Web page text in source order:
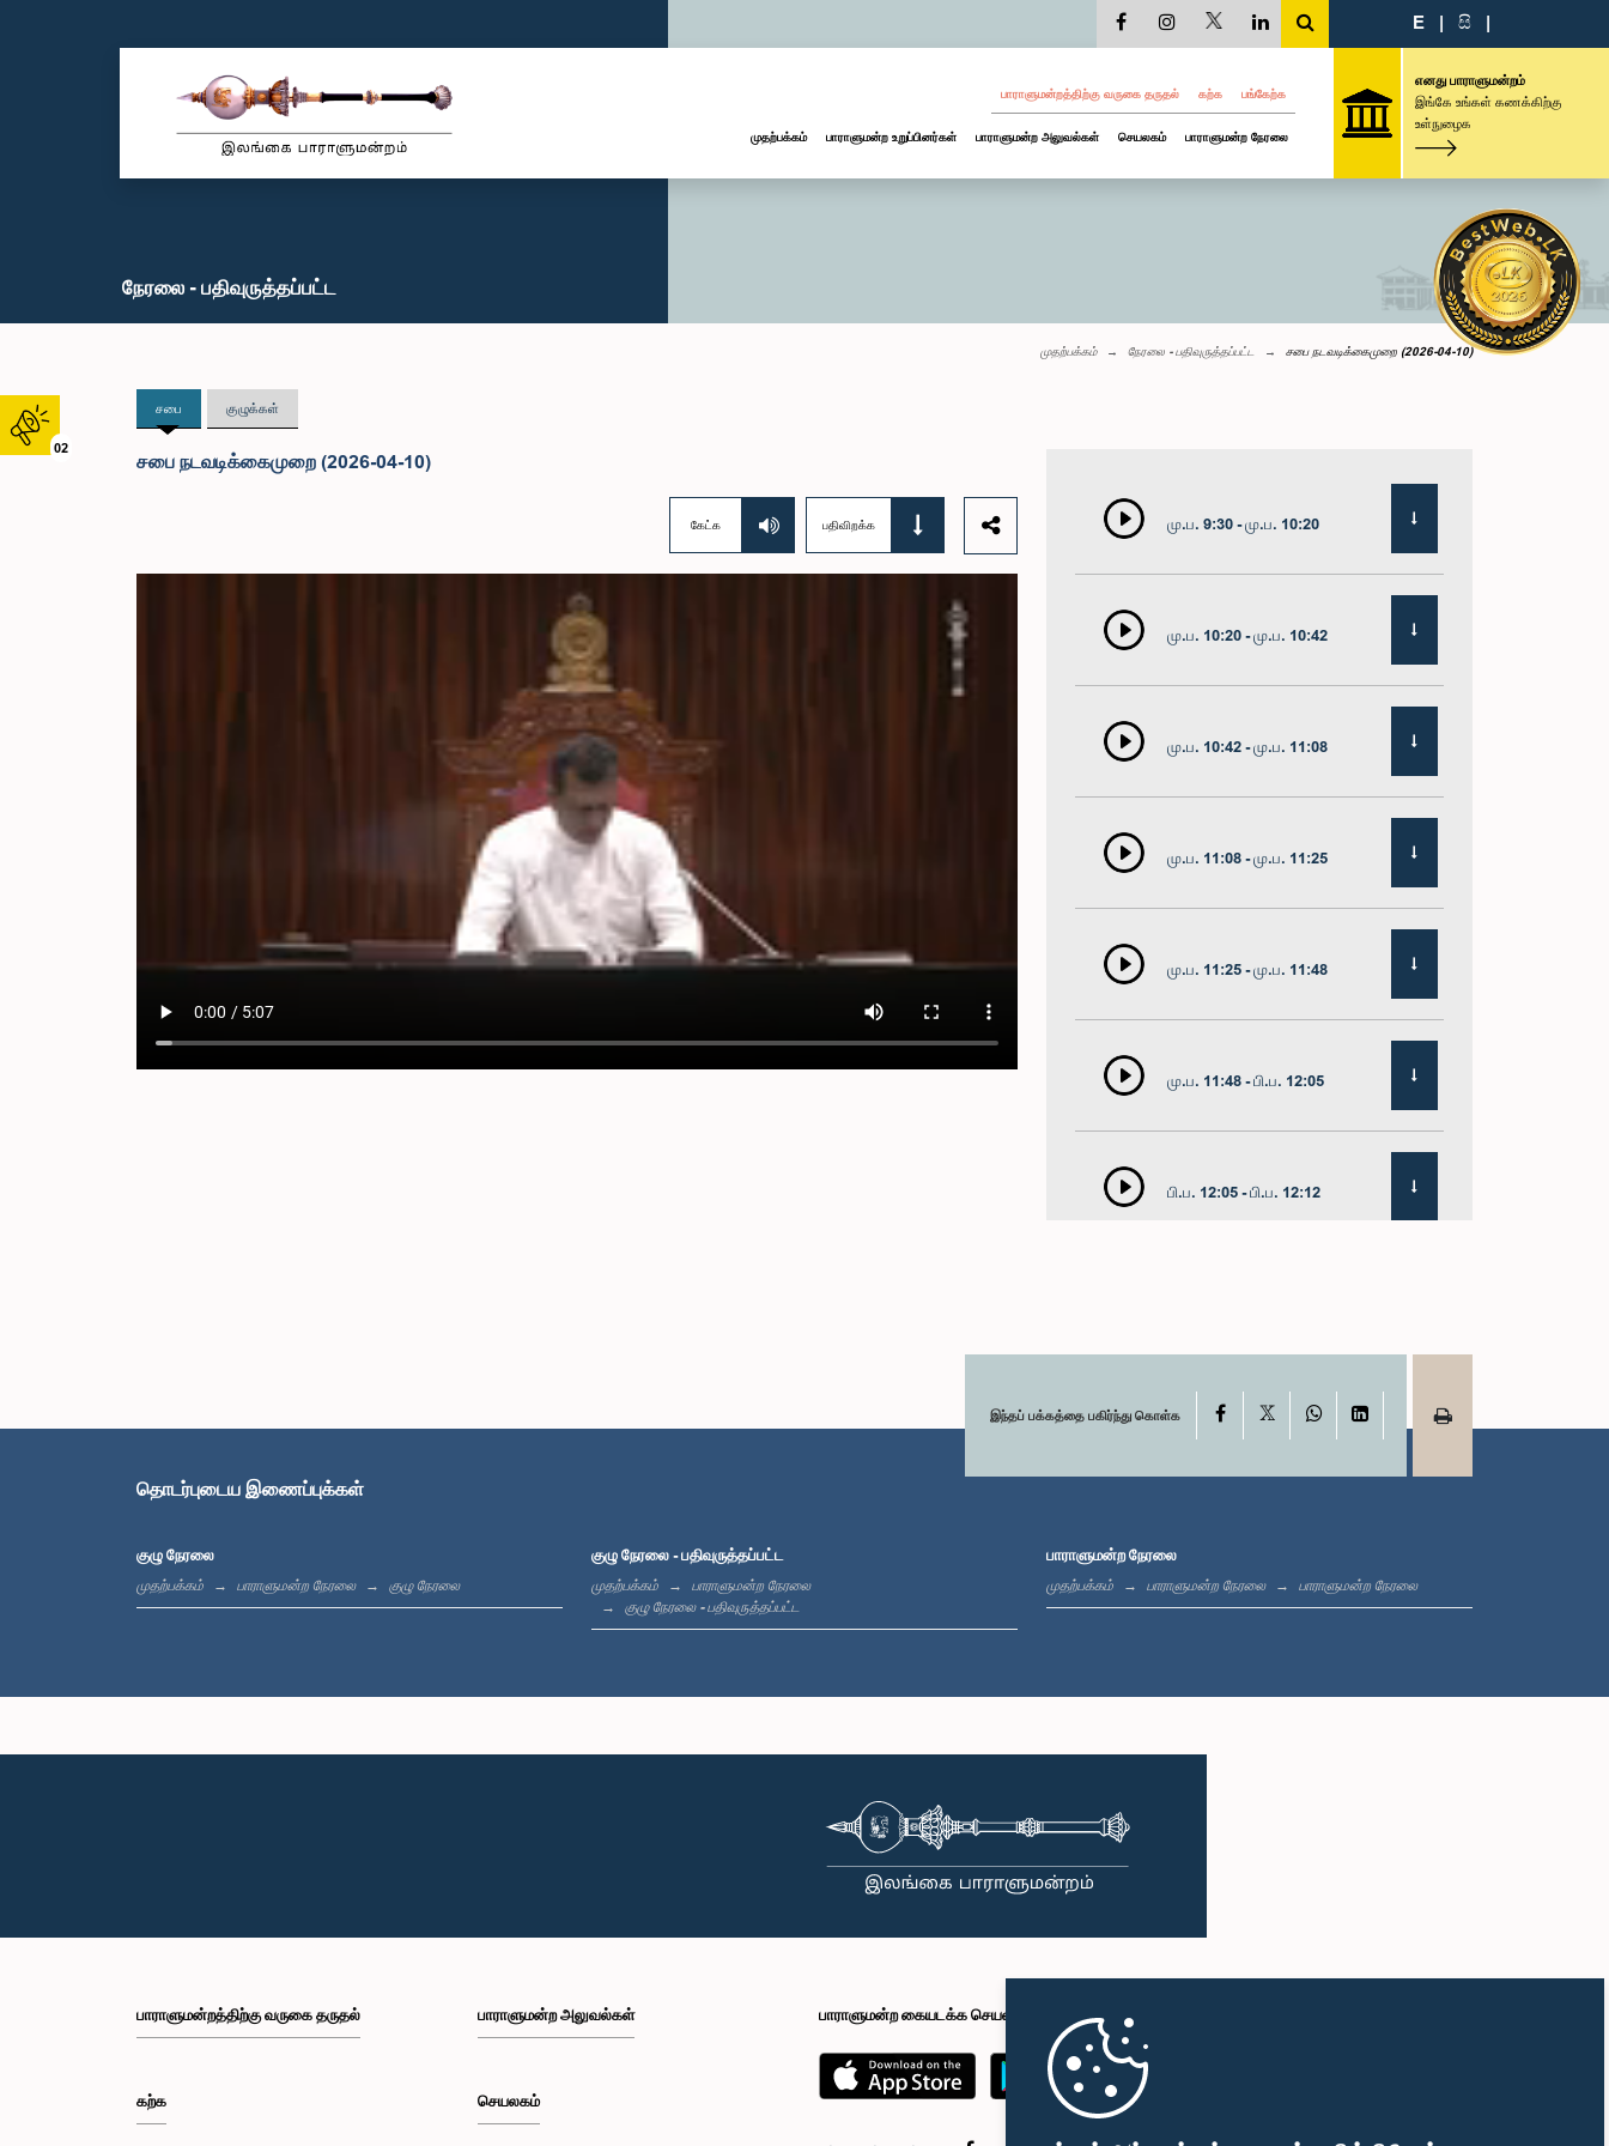
02
E | සි |
பாராளுமன்றத்திற்கு வருகை தருதல் கற்க பங்கேற்க
முதற்பக்கம் பாராளுமன்ற உறுப்பினர்கள் பாராளுமன்ற அலுவல்கள் செயலகம் பாராளுமன்ற நேரலை
எனது பாராளுமன்றம்
இங்கே உங்கள் கணக்கிற்கு
உள்நுழைக
நேரலை - பதிவுருத்தப்பட்ட
முதற்பக்கம் நேரலை - பதிவுருத்தப்பட்ட சபை நடவடிக்கைமுறை (2026-04-10)
சபை குழுக்கள்
சபை நடவடிக்கைமுறை (2026-04-10)
கேட்க பதிவிறக்க மு.ப. 9:30 - மு.ப. 10:20
மு.ப. 10:20 - மு.ப. 10:42
மு.ப. 10:42 - மு.ப. 11:08
மு.ப. 11:08 - மு.ப. 11:25
மு.ப. 11:25 - மு.ப. 11:48
மு.ப. 11:48 - பி.ப. 12:05
பி.ப. 12:05 - பி.ப. 12:12
பி.ப. 12:23 - பி.ப. 12:30
இந்தப் பக்கத்தை பகிர்ந்து கொள்க Facebook WhatsAppLinkedIn
தொடர்புடைய இணைப்புக்கள்
குழு நேரலை
முதற்பக்கம் பாராளுமன்ற நேரலை குழு நேரலை
குழு நேரலை - பதிவுருத்தப்பட்ட
முதற்பக்கம்
பாராளுமன்ற நேரலை
குழு நேரலை - பதிவுருத்தப்பட்ட
பாராளுமன்ற நேரலை
முதற்பக்கம் பாராளுமன்ற நேரலை பாராளுமன்ற நேரலை
பாராளுமன்றத்திற்கு வருகை தருதல்
கற்க
பாராளுமன்ற அலுவல்கள்
செயலகம்
பாராளுமன்ற கையடக்க செயலி